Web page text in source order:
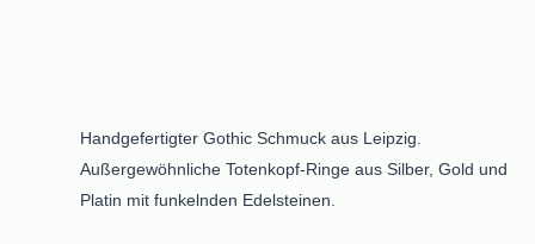
Handgefertigter Gothic Schmuck aus Leipzig.
Außergewöhnliche Totenkopf-Ringe aus Silber, Gold und
Platin mit funkelnden Edelsteinen.